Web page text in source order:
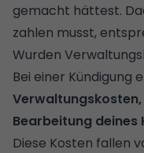
gemacht hättest.
zahlen musst,
Wurden
Bei einer Kündigung
Bearbeitung
Diese Kosten fallen